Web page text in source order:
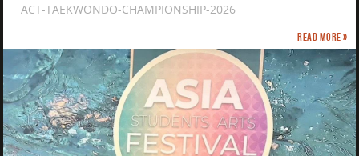
ACT-TAEKWONDO-CHAMPIONSHIP-2026
Read more »